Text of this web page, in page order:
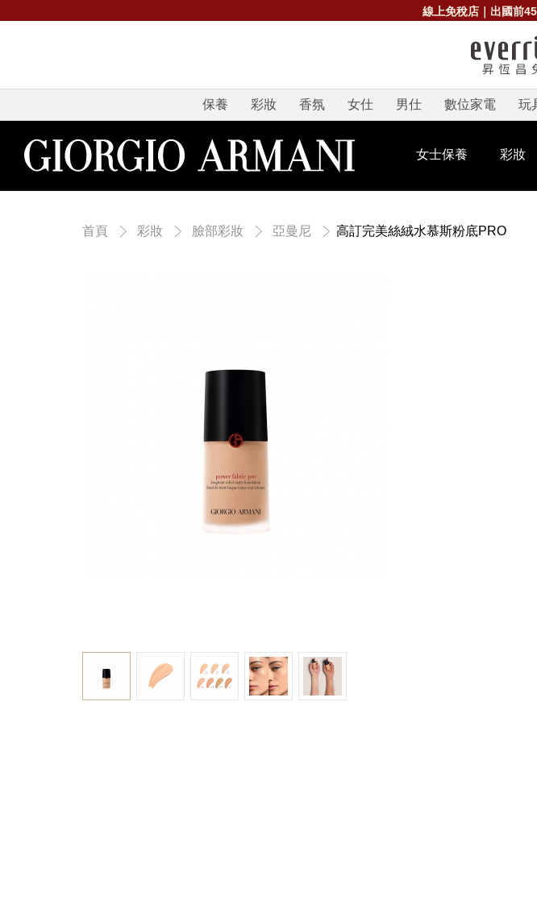
線上免稅店｜出國前
保養 彩妝 香氛 女仕 男仕 數位家電 玩
女士保養 彩妝
首頁 彩妝 臉部彩妝 亞曼尼 高訂完美絲絨水慕斯粉底PRO